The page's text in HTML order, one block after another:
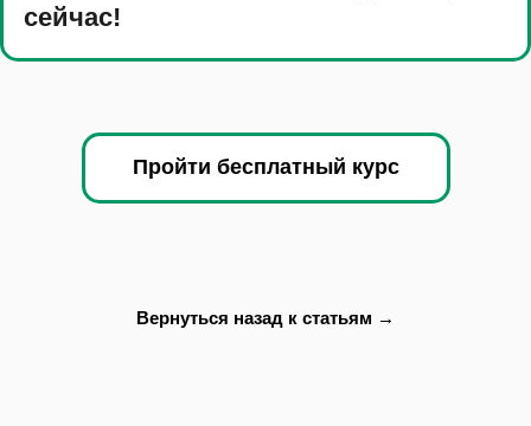
сейчас!
Пройти бесплатный курс
Вернуться назад к статьям →